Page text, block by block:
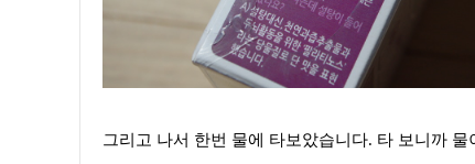
그리고 나서 한번 물에 타보았습니다. 타 보니까